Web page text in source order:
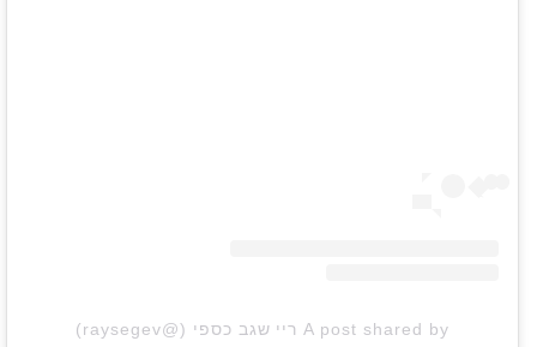
A post shared by ריי שגב כספי (@raysegev)